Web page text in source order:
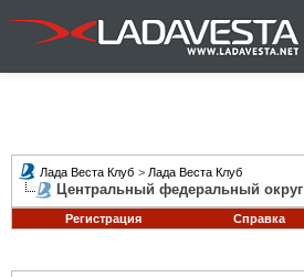
Лада Веста Клуб > Лада Веста Клуб
Центральный федеральный округ
Регистрация Справка